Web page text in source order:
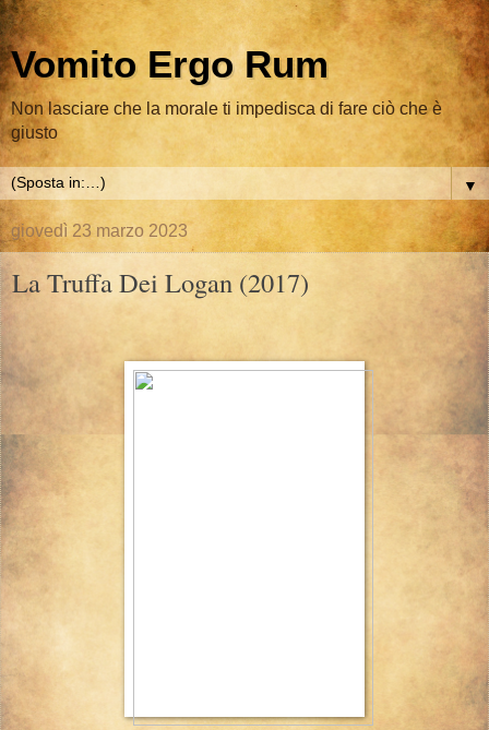
Vomito Ergo Rum
Non lasciare che la morale ti impedisca di fare ciò che è
giusto
▼
giovedì 23 marzo 2023
La Truffa Dei Logan (2017)